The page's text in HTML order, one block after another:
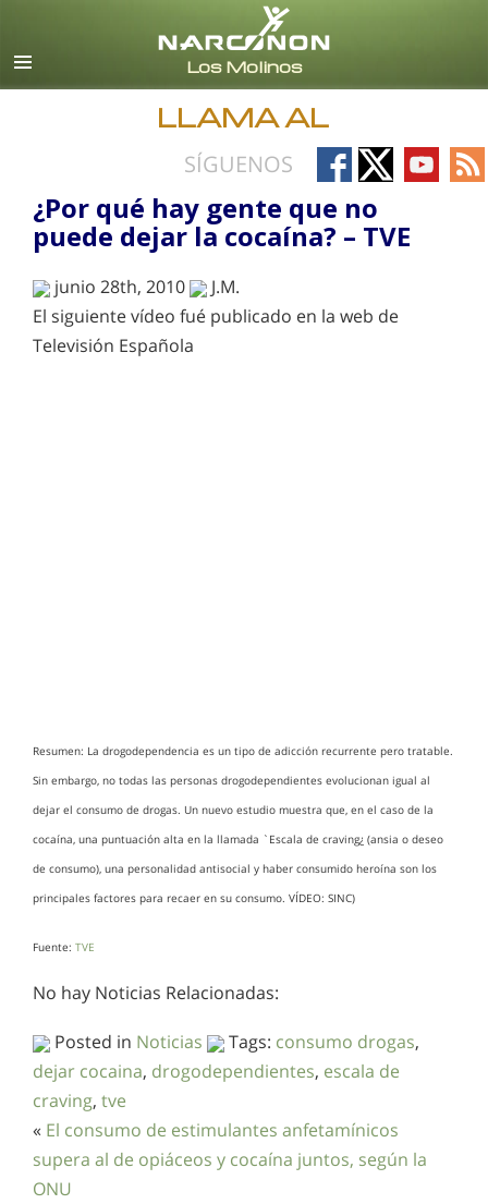
Español (Castellano)
Todas las Regiones/Idiomas
LLAMA AL
SÍGUENOS
Follow
on
Facebook
Follow
on
X
Follow
on
on
¿Por qué hay gente que no
puede dejar la cocaína? – TVE
junio 28th, 2010
J.M.
El siguiente vídeo fué publicado en la web de
Televisión Española
Resumen: La drogodependencia es un tipo de adicción recurrente pero tratable.
Sin embargo, no todas las personas drogodependientes evolucionan igual al
dejar el consumo de drogas. Un nuevo estudio muestra que, en el caso de la
cocaína, una puntuación alta en la llamada `Escala de craving¿ (ansia o deseo
de consumo), una personalidad antisocial y haber consumido heroína son los
principales factores para recaer en su consumo. VÍDEO: SINC)
Fuente: TVE
No hay Noticias Relacionadas:
Posted in Noticias Tags: consumo drogas,
dejar cocaina, drogodependientes, escala de
craving, tve
« El consumo de estimulantes anfetamínicos
supera al de opiáceos y cocaína juntos, según la
ONU